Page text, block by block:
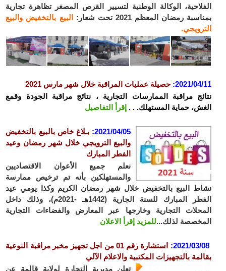
الوكالة الوطنية لتسيير القرص المصغر تظاهرة تجارية
رمضان المعظم 2021 تحت شعار:
البيع بالتخفيض والبيع
2021/
: حصيلة عمليات المراقبة خلال شهر مارس 2021
مراقبة الممارسات التجارية ، نتائج مراقبة الجودة وقمع
حماية المستهلك. ..إقرأ التفاصيل
2021/04/05
: بـلاغ خاص بالبيع بالتخفيض
والبيع الترويجي خلال شهر رمضان وعيد
الفطر المبارك
نعلم جميع الأعوان الاقتصاديين
والمستهلكين بأنه تم ترخيص ممارسة
البيع بالتخفيض خلال شهر رمضان الكريم وكذا يومي عيد
الفطر المبارك للسنة الجارية (1442هـ -2021م)، وذلك داخل
التجارية وخارجها عبر المعارض والفضاءات التجارية
لذلك... للمزيد إقرأ الاعلان
2021/03/
:
استشارة رقم 01 من اجل تجهيز مخبر مراقبة النوعية
بالتجهيزات المكتبية والاعلام الآلي
تعلن مديرية التجارة لولاية قالمة عن